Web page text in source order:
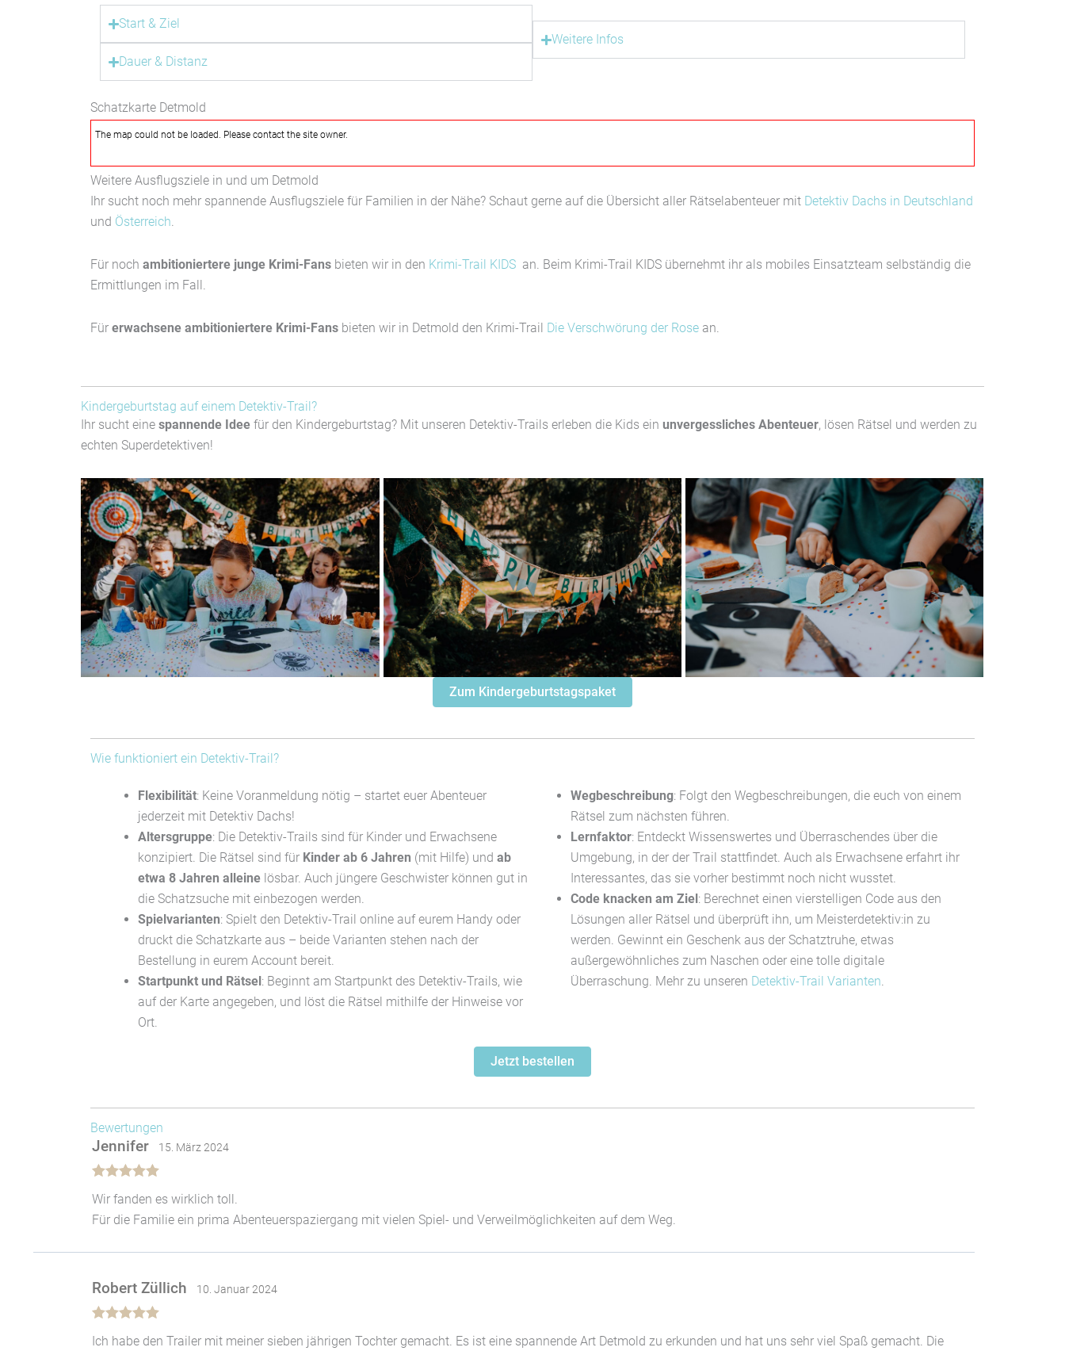
Start & Ziel
Dauer & Distanz
Weitere Infos
Schatzkarte Detmold
The map could not be loaded. Please contact the site owner.
Weitere Ausflugsziele in und um Detmold
Ihr sucht noch mehr spannende Ausflugsziele für Familien in der Nähe? Schaut gerne auf die Übersicht aller Rätselabenteuer mit Detektiv Dachs in Deutschland
und Österreich.
Für noch ambitioniertere junge Krimi-Fans bieten wir in den Krimi-Trail KIDS an. Beim Krimi-Trail KIDS übernehmt ihr als mobiles Einsatzteam selbständig die
Ermittlungen im Fall.
Für erwachsene ambitioniertere Krimi-Fans bieten wir in Detmold den Krimi-Trail Die Verschwörung der Rose an.
Kindergeburtstag auf einem Detektiv-Trail?
Ihr sucht eine spannende Idee für den Kindergeburtstag? Mit unseren Detektiv-Trails erleben die Kids ein unvergessliches Abenteuer, lösen Rätsel und werden zu
echten Superdetektiven!
Zum Kindergeburtstagspaket
Wie funktioniert ein Detektiv-Trail?
Flexibilität: Keine Voranmeldung nötig – startet euer Abenteuer
jederzeit mit Detektiv Dachs!
Altersgruppe: Die Detektiv-Trails sind für Kinder und Erwachsene
konzipiert. Die Rätsel sind für Kinder ab 6 Jahren (mit Hilfe) und ab
etwa 8 Jahren alleine lösbar. Auch jüngere Geschwister können gut in
die Schatzsuche mit einbezogen werden.
Spielvarianten: Spielt den Detektiv-Trail online auf eurem Handy oder
druckt die Schatzkarte aus – beide Varianten stehen nach der
Bestellung in eurem Account bereit.
Startpunkt und Rätsel : Beginnt am Startpunkt des Detektiv-Trails, wie
auf der Karte angegeben, und löst die Rätsel mithilfe der Hinweise vor
Ort.
Wegbeschreibung: Folgt den Wegbeschreibungen, die euch von einem
Rätsel zum nächsten führen.
Lernfaktor: Entdeckt Wissenswertes und Überraschendes über die
Umgebung, in der der Trail stattfindet. Auch als Erwachsene erfahrt ihr
Interessantes, das sie vorher bestimmt noch nicht wusstet.
Code knacken am Ziel : Berechnet einen vierstelligen Code aus den
Lösungen aller Rätsel und überprüft ihn, um Meisterdetektiv:in zu
werden. Gewinnt ein Geschenk aus der Schatztruhe, etwas
außergewöhnliches zum Naschen oder eine tolle digitale
Überraschung. Mehr zu unseren Detektiv-Trail Varianten.
Jetzt bestellen
Bewertungen
5von 5
Jennifer 15. März 2024
Wir fanden es wirklich toll.
Für die Familie ein prima Abenteuerspaziergang mit vielen Spiel- und Verweilmöglichkeiten auf dem Weg.
5von 5
Robert Züllich 10. Januar 2024
Ich habe den Trailer mit meiner sieben jährigen Tochter gemacht. Es ist eine spannende Art Detmold zu erkunden und hat uns sehr viel Spaß gemacht. Die